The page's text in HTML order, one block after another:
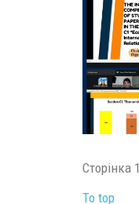
Сторінка
To top